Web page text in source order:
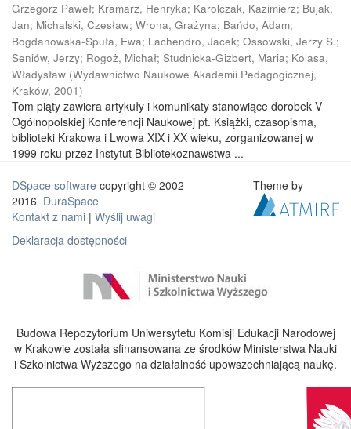
Grzegorz Paweł; Kramarz, Henryka; Karolczak, Kazimierz; Bujak,
Jan; Michalski, Czesław; Wrona, Grażyna; Bańdo, Adam;
Bogdanowska-Spuła, Ewa; Lachendro, Jacek; Ossowski, Jerzy S.;
Seniów, Jerzy; Rogoż, Michał; Studnicka-Gizbert, Maria; Kolasa,
Władysław (Wydawnictwo Naukowe Akademii Pedagogicznej,
Kraków, 2001)
Tom piąty zawiera artykuły i komunikaty stanowiące dorobek V
Ogólnopolskiej Konferencji Naukowej pt. Książki, czasopisma,
biblioteki Krakowa i Lwowa XIX i XX wieku, zorganizowanej w
1999 roku przez Instytut Bibliotekoznawstwa ...
DSpace software copyright © 2002-
2016 DuraSpace
Kontakt z nami | Wyślij uwagi
Deklaracja dostępności
Theme by
Budowa Repozytorium Uniwersytetu Komisji Edukacji Narodowej
w Krakowie została sfinansowana ze środków Ministerstwa Nauki
i Szkolnictwa Wyższego na działalność upowszechniającą naukę.